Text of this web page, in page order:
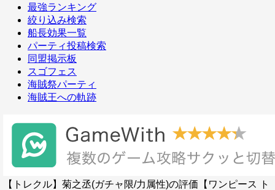
最強ランキング
絞り込み検索
船長効果一覧
パーティ投稿検索
同盟掲示板
スゴフェス
海賊祭パーティ
海賊王への軌跡
【トレクル】菊之丞(ガチャ限/力属性)の評価【ワンピース ト